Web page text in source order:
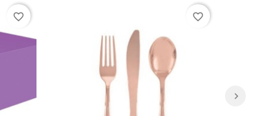
favorite_border favorite_border